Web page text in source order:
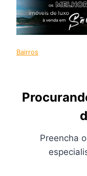
Bairros
Preencha